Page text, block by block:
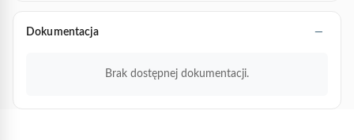
Dokumentacja
Brak dostępnej dokumentacji.